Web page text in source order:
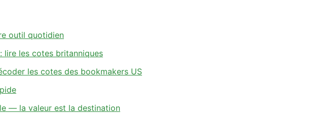
outil quotidien
lire les cotes britanniques
les cotes des bookmakers US
— la valeur est la destination